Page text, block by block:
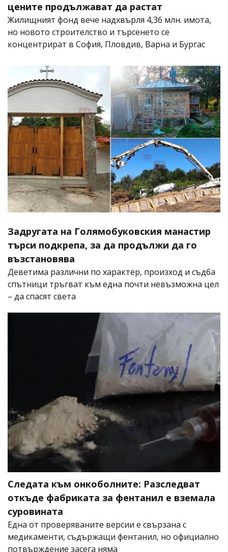
цените продължават да растат
Жилищният фонд вече надхвърля 4,36 млн. имота,
но новото строителство и търсенето се
концентрират в София, Пловдив, Варна и Бургас
Задругата на Голямобуковския манастир
търси подкрепа, за да продължи да го
възстановява
Деветима различни по характер, произход и съдба
спътници тръгват към една почти невъзможна цел
– да спасят света
Следата към онкоболните: Разследват
откъде фабриката за фентанил е вземала
суровината
Една от проверяваните версии е свързана с
медикаменти, съдържащи фентанил, но официално
потвърждение засега няма